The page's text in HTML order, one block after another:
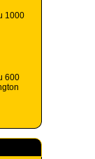
1000
600